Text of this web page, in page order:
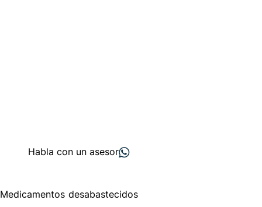
Habla con un asesor
Medicamentos desabastecidos